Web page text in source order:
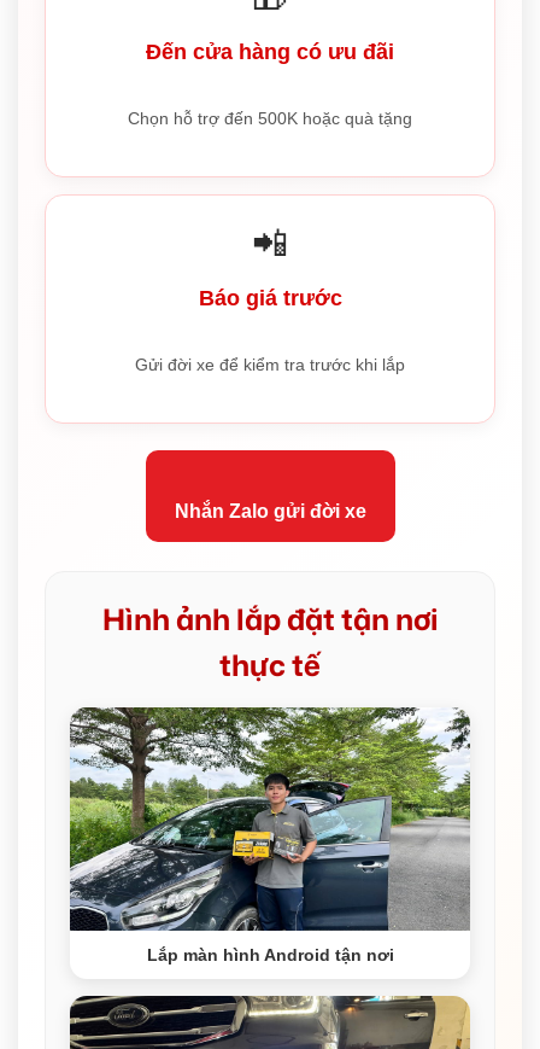
Đến cửa hàng có ưu đãi
Chọn hỗ trợ đến 500K hoặc quà tặng
📲
Báo giá trước
Gửi đời xe để kiểm tra trước khi lắp
Nhắn Zalo gửi đời xe
Hình ảnh lắp đặt tận nơi
thực tế
Lắp màn hình Android tận nơi